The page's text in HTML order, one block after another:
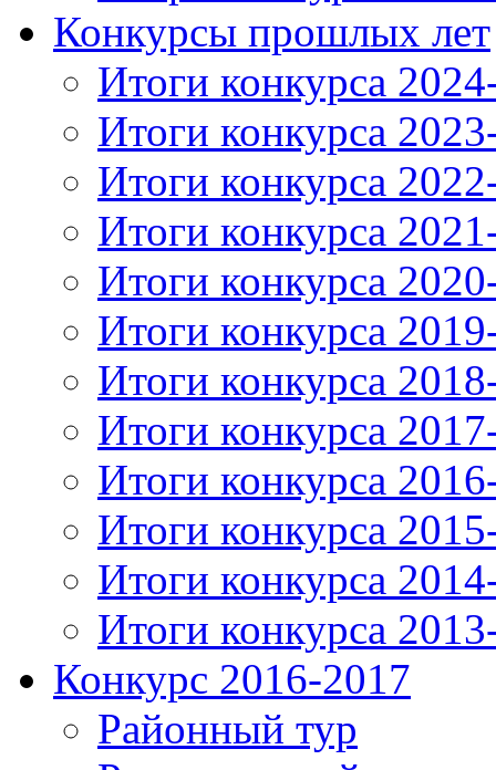
Конкурсы прошлых лет
Итоги конкурса
Итоги конкурса
Итоги конкурса
Итоги конкурса
Итоги конкурса
Итоги конкурса
Итоги конкурса
Итоги конкурса
Итоги конкурса
Итоги конкурса
Итоги конкурса
Итоги конкурса
Конкурс 2016-2017
Районный тур